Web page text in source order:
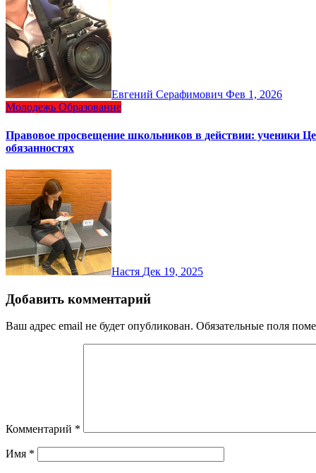
Евгений Серафимович Фев 1, 2026
Молодежь Образование
Правовое просвещение школьников в действии: ученики
обязанностях
Настя Дек 19, 2025
Добавить комментарий
Ваш адрес email не будет опубликован. Обязательные поля
Комментарий *
Имя *